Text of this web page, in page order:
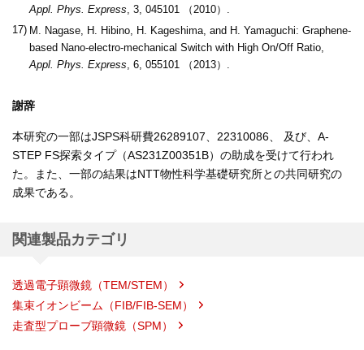
Appl. Phys. Express, 3, 045101 （2010）.
17) M. Nagase, H. Hibino, H. Kageshima, and H. Yamaguchi: Graphene-
based Nano-electro-mechanical Switch with High On/Off Ratio,
Appl. Phys. Express , 6, 055101 （2013）.
謝辞
本研究の一部はJSPS科研費26289107、22310086、 及び、A-
STEP FS探索タイプ（AS231Z00351B）の助成を受けて行われ
た。また、一部の結果はNTT物性科学基礎研究所との共同研究の
成果である。
関連製品カテゴリ
透過電子顕微鏡（TEM/STEM）
集束イオンビーム（FIB/FIB-SEM）
走査型プローブ顕微鏡（SPM）